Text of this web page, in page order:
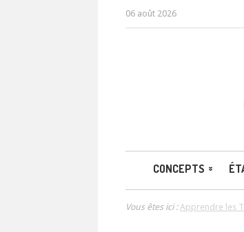
06 août 2026
CONCEPTS
Vous êtes ici :Apprendre les